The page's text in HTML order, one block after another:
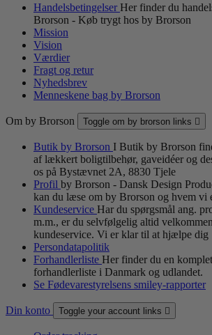
Handelsbetingelser Her finder du
Brorson - Køb trygt hos by Brorson
Mission
Vision
Værdier
Fragt og retur
Nyhedsbrev
Menneskene bag by Brorson
Om by Brorson Toggle om by brorson links 
Butik by Brorson I Butik by Brorson
af lækkert boligtilbehør, gaveidéer og
os på Bystævnet 2A, 8830 Tjele
Profil by Brorson - Dansk Design
kan du læse om by Brorson og hvem vi
Kundeservice Har du spørgsmål ang.
m.m., er du selvfølgelig altid
kundeservice. Vi er klar til at hjælpe dig
Persondatapolitik
Forhandlerliste Her finder du en
forhandlerliste i Danmark og udlandet.
Se Fødevarestyrelsens smiley-rapporter
Din konto Toggle your account links 